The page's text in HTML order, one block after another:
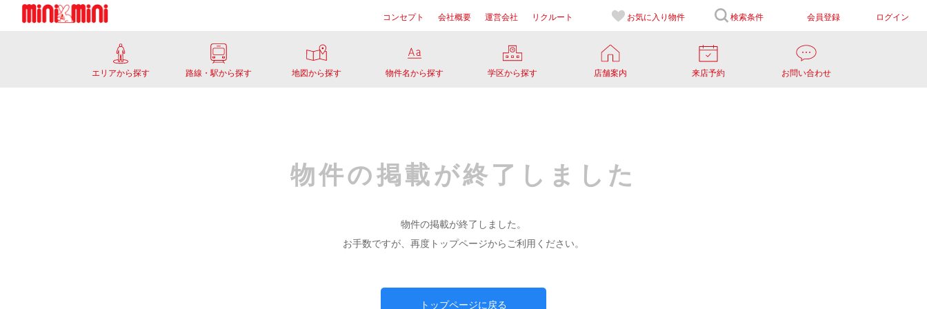
コンセプト 会社概要 運営会社 リクルート お気に入り 物件 検索条件 会員登録 ログイン
エリアから探す 路線・駅から探す 地図から探す 物件名から探す 学区から探す 店舗案内 来店予約 お問い合わせ
物件の掲載が終了しました
物件の掲載が終了しました。
お手数ですが、再度トップページからご利用ください。
トップページに戻る